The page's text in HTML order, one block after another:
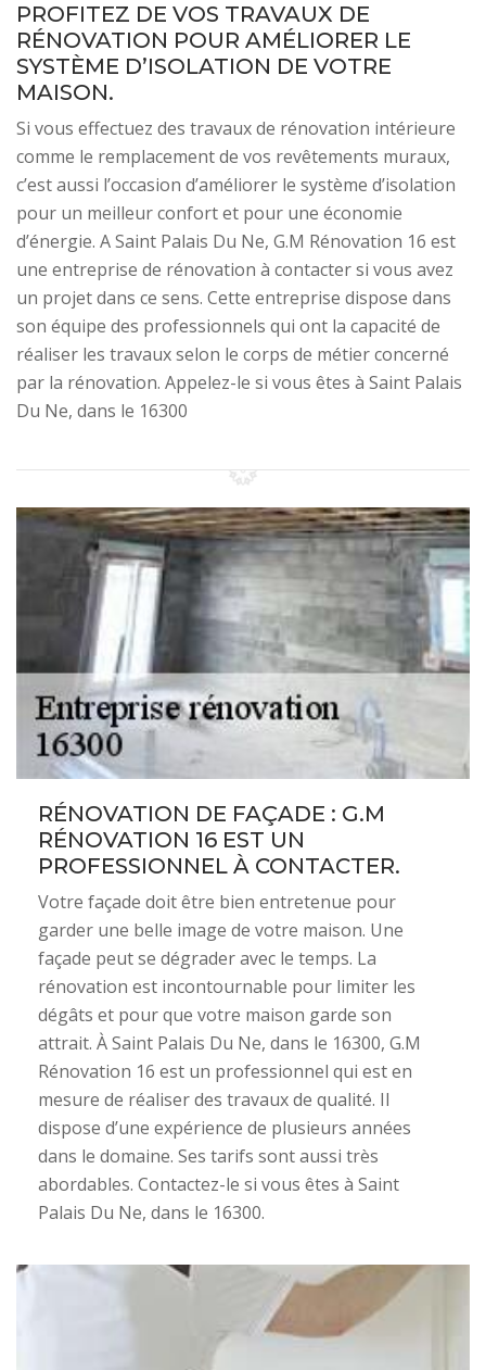
PROFITEZ DE VOS TRAVAUX DE
RÉNOVATION POUR AMÉLIORER LE
SYSTÈME D’ISOLATION DE VOTRE
MAISON.
Si vous effectuez des travaux de rénovation intérieure
comme le remplacement de vos revêtements muraux,
c’est aussi l’occasion d’améliorer le système d’isolation
pour un meilleur confort et pour une économie
d’énergie. A Saint Palais Du Ne, G.M Rénovation 16 est
une entreprise de rénovation à contacter si vous avez
un projet dans ce sens. Cette entreprise dispose dans
son équipe des professionnels qui ont la capacité de
réaliser les travaux selon le corps de métier concerné
par la rénovation. Appelez-le si vous êtes à Saint Palais
Du Ne, dans le 16300
RÉNOVATION DE FAÇADE : G.M
RÉNOVATION 16 EST UN
PROFESSIONNEL À CONTACTER.
Votre façade doit être bien entretenue pour
garder une belle image de votre maison. Une
façade peut se dégrader avec le temps. La
rénovation est incontournable pour limiter les
dégâts et pour que votre maison garde son
attrait. À Saint Palais Du Ne, dans le 16300, G.M
Rénovation 16 est un professionnel qui est en
mesure de réaliser des travaux de qualité. Il
dispose d’une expérience de plusieurs années
dans le domaine. Ses tarifs sont aussi très
abordables. Contactez-le si vous êtes à Saint
Palais Du Ne, dans le 16300.